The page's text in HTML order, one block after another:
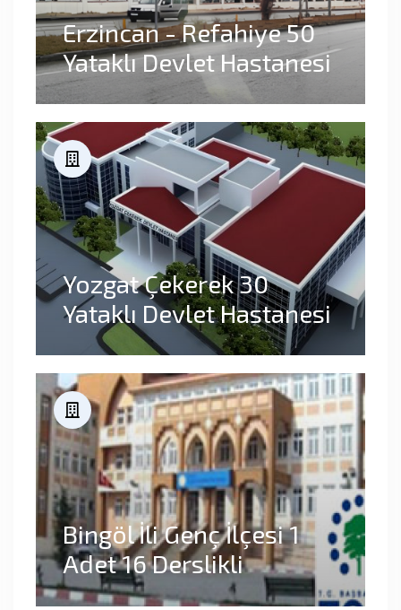
Erzincan - Refahiye 50
Yataklı Devlet Hastanesi
Yozgat Çekerek 30
Yataklı Devlet Hastanesi
Bingöl İli Genç İlçesi 1
Adet 16 Derslikli
Anadolu Lisesi